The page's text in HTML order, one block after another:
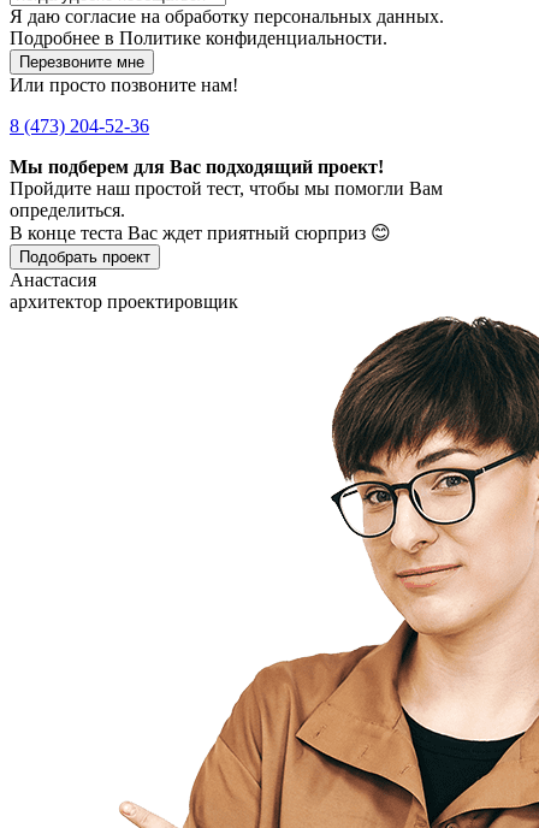
Я даю согласие на обработку персональных данных.
Подробнее в Политике конфиденциальности.
Перезвоните мне
Или просто позвоните нам!
8 (473) 204-52-36
Мы подберем для Вас подходящий проект!
Пройдите наш простой тест, чтобы мы помогли Вам
определиться.
В конце теста Вас ждет приятный сюрприз 😊
Подобрать проект
Анастасия
архитектор проектировщик